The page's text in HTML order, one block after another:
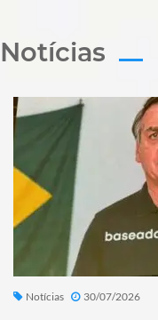
Notícias
Notícias 30/07/2026